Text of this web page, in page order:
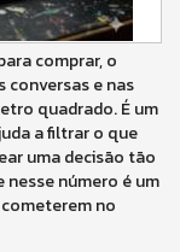
comprar, o
conversas e nas
quadrado. É um
a filtrar o que
uma decisão tão
número é um
no